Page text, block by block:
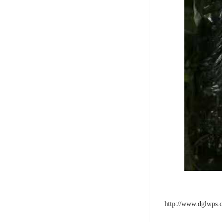
http://